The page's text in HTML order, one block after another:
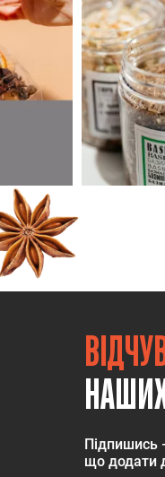
Підпишись
що додати